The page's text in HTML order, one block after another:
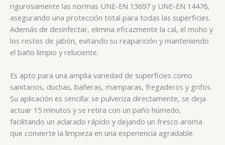
rigurosamente las normas UNE-EN 13697 y UNE-EN 14476,
asegurando una protección total para todas las superficies.
Además de desinfectar, elimina eficazmente la cal, el moho y
los restos de jabón, evitando su reaparición y manteniendo
el baño limpio y reluciente.
Es apto para una amplia variedad de superficies como
sanitarios, duchas, bañeras, mamparas, fregaderos y grifos.
Su aplicación es sencilla: se pulveriza directamente, se deja
actuar 15 minutos y se retira con un paño húmedo,
facilitando un aclarado rápido y dejando un fresco aroma
que convierte la limpieza en una experiencia agradable.